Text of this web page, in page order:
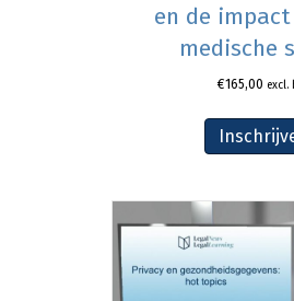
en de
medische
€165,00 excl.